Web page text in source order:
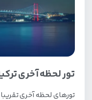
تور لحظه آخری
تورهای لحظه آخری